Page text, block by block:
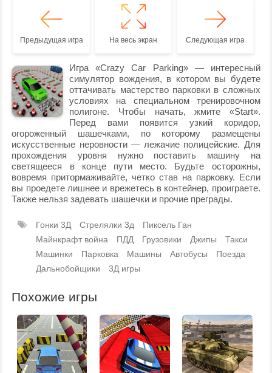
Предыдущая игра На весь экран Следующая игра
Игра «Crazy Car Parking» — интересный
симулятор вождения, в котором вы будете
оттачивать мастерство парковки в сложных
условиях на специальном тренировочном
полигоне. Чтобы начать, жмите «Start».
Перед вами появится узкий коридор,
огороженный шашечками, по которому размещены
искусственные неровности — лежачие полицейские. Для
прохождения уровня нужно поставить машину на
светящееся в конце пути место. Будьте осторожны,
вовремя притормаживайте, четко став на парковку. Если
вы проедете лишнее и врежетесь в контейнер, проиграете.
Также нельзя задевать шашечки и прочие преграды.
Гонки 3Д Стрелялки 3д
Пиксель Ган
Майнкрафт война
ПДД Грузовики Джипы
Такси
Машинки
Парковка Машины Автобусы
Поезда
Дальнобойщики
3Д игры
Похожие игры